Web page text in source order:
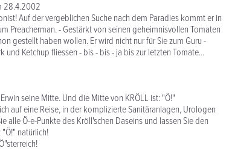
28.4.2002
Auf der vergeblichen Suche nach dem Paradies kommt er in
Preacherman. - Gestärkt von seinen geheimnisvollen Tomaten
gestellt haben wollen. Er wird nicht nur für Sie zum Guru -
Ketchup fliessen - bis - bis - ja bis zur letzten Tomate...
seine Mitte. Und die Mitte von KRÖLL ist: "Ö!"
auf eine Reise, in der komplizierte Sanitäranlagen, Urologen
alle Ö-e-Punkte des Kröll'schen Daseins und lassen Sie den
natürlich!